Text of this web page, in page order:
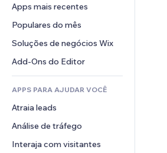
Soluções de armazenamento
PDF
Compartilhamento de arquivos
Notícias
Efeitos de imagem
Botões e menus
Banners e selos
Calculadoras
Busca
Previsão do tempo
Tabelas e gráficos
Chat
Comentários
Telefone
Comunidade
Avaliações e depoimentos
CRM
Apps mais recentes
Populares do mês
Soluções de negócios Wix
Add-Ons do Editor
APPS PARA AJUDAR VOCÊ
Atraia leads
Análise de tráfego
Interaja com visitantes